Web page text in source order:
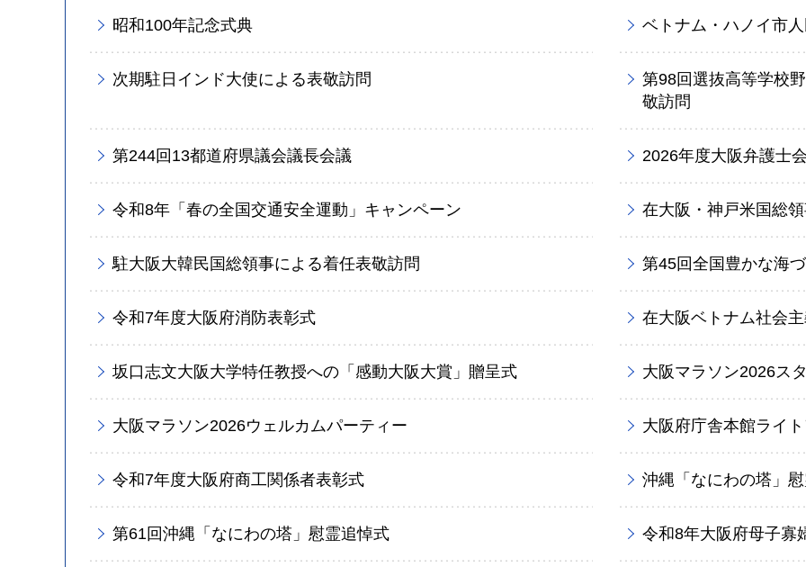
昭和100年記念式典 ベトナム・ハノイ市
次期駐日インド大使による表敬訪問
第98回選抜高等学校
敬訪問
第244回13都道府県議会議長会議 2026年度大阪弁護士
令和8年「春の全国交通安全運動」キャンペーン 在大阪・神戸米国総
駐大阪大韓民国総領事による着任表敬訪問 第45回全国豊かな海
令和7年度大阪府消防表彰式 在大阪ベトナム社会
坂口志文大阪大学特任教授への「感動大阪大賞」贈呈式 大阪マラソン2026ス
大阪マラソン2026ウェルカムパーティー 大阪府庁舎本館ライ
令和7年度大阪府商工関係者表彰式 沖縄「なにわの塔」
第61回沖縄「なにわの塔」慰霊追悼式 令和8年大阪府母子寡